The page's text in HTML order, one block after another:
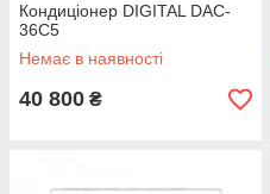
Кондиціонер DIGITAL DAC-
36C5
Немає в наявності
40 800 ₴